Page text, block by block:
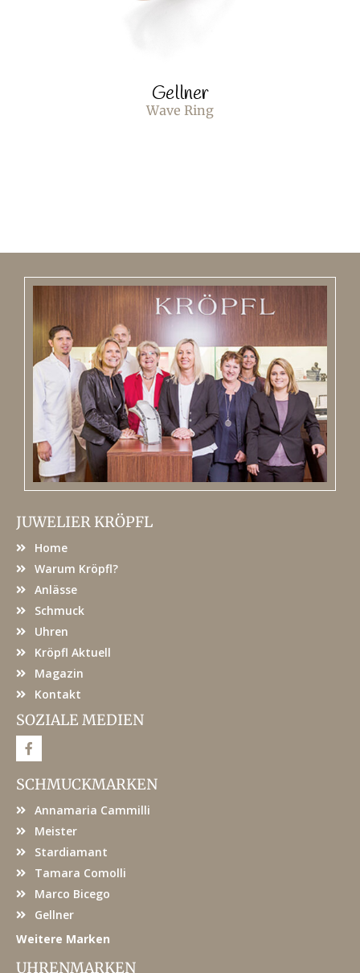
Gellner
Wave Ring
JUWELIER KRÖPFL
Home
Warum Kröpfl?
Anlässe
Schmuck
Uhren
Kröpfl Aktuell
Magazin
Kontakt
SOZIALE MEDIEN
F
a
e
b
o
SCHMUCKMARKEN
Annamaria Cammilli
Meister
Stardiamant
Tamara Comolli
Marco Bicego
Gellner
Weitere Marken
UHRENMARKEN